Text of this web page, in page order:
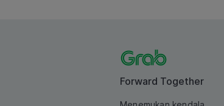
Forward Together